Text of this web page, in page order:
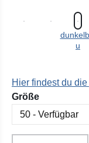
u
Hier findest du
Größeauswählen